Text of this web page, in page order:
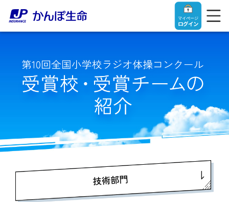
マイページ
ログイン
トップ
ご契約者さま
マイページログイン
保険をご検討中のお客さま
保険をご検討中のお客さま